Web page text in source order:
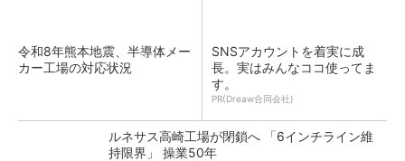
令和8年熊本地震、半導体メー
カー工場の対応状況
SNSアカウントを着実に成
長。実はみんなココ使ってま
す。
PR(Dreaw合同会社)
ルネサス高崎工場が閉鎖へ 「6インチライン維
持限界」 操業50年